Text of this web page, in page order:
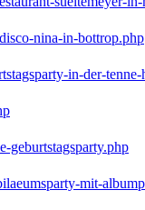
nina-in-bottrop.php
in-der-tenne-
geburtstagsparty.php
mit-